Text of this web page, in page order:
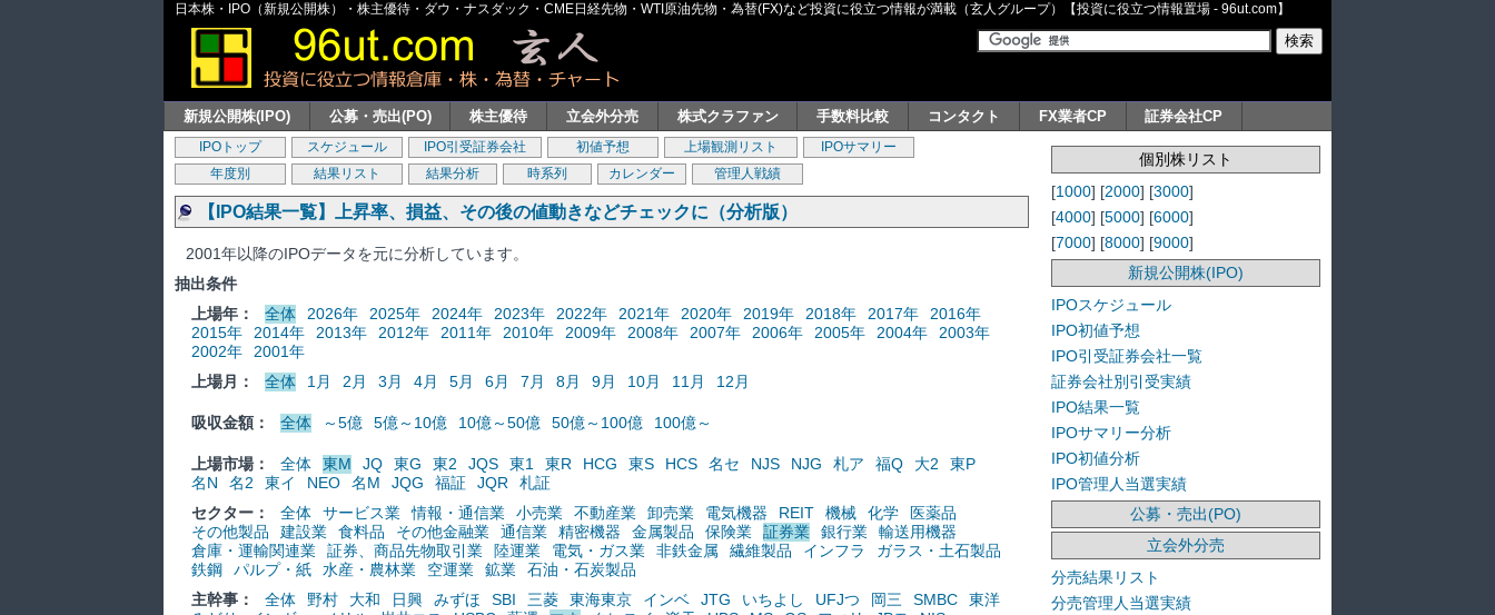
日本株・IPO（新規公開株）・株主優待・ダウ・ナスダック・CME日経先物・WTI原油先物・為替(FX)など投資に役立つ情報が満載（玄人グループ）【投資に役立つ情報置場 - 96ut.com】
新規公開株(IPO) 公募・売出(PO) 株主優待 立会外分売 株式クラファン 手数料比較 コンタクト FX業者CP 証券会社CP
IPOトップ スケジュール IPO引受証券会社 初値予想 上場観測リスト
IPOサマリー
年度別
結果リスト 結果分析 時系列 カレンダー 管理人戦績
【IPO結果一覧】上昇率、損益、その後の値動きなどチェックに（分析版）
2001年以降のIPOデータを元に分析しています。
抽出条件
上場年：
全体 2026年 2025年 2024年 2023年 2022年 2021年 2020年 2019年 2018年 2017年
2016年
2015年
2014年 2013年 2012年 2011年 2010年 2009年 2008年 2007年 2006年 2005年 2004年
2003年
2002年
2001年
上場月：
全体 1月 2月 3月 4月 5月 6月 7月 8月 9月 10月 11月 12月
吸収金額： 全体 ～5億 5億～10億 10億～50億 50億～100億 100億～
上場市場： 全体 東M JQ 東G 東2 JQS 東1 東R HCG 東S HCS 名セ NJS NJG 札ア 福Q 大2
東P
名N
名2 東イ NEO 名M JQG 福証 JQR
札証
セクター：
全体 サービス業 情報・通信業 小売業 不動産業 卸売業 電気機器 REIT 機械 化学
医薬品
その他製品
建設業 食料品 その他金融業 通信業 精密機器 金属製品 保険業 証券業 銀行業
輸送用機器
倉庫・運輸関連業
証券、商品先物取引業 陸運業 電気・ガス業 非鉄金属 繊維製品 インフラ
ガラス・土石製品
鉄鋼
パルプ・紙 水産・農林業 空運業 鉱業
石油・石炭製品
主幹事：
全体 野村 大和 日興 みずほ SBI 三菱 東海東京 インベ JTG いちよし UFJつ 岡三 SMBC
東洋
個別株リスト
[1000] [2000] [3000]
[4000] [5000] [6000]
[7000] [8000] [9000]
新規公開株(IPO)
IPOスケジュール
IPO初値予想
IPO引受証券会社一覧
証券会社別引受実績
IPO結果一覧
IPOサマリー分析
IPO初値分析
IPO管理人当選実績
公募・売出(PO)
立会外分売
分売結果リスト
分売管理人当選実績